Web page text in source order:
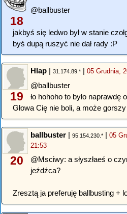
18
@ballbuster
jakbyś się ledwo był w stanie
byś dupą ruszyć nie dał rady :P
19
Hlap | 31.174.89.* | 05 Grudnia,
@ballbuster
ło hohoho to było naprawdę
Głowa Cię nie boli, a może
20
ballbuster | 95.154.230.* | 05
21:53
@Msciwy: a słyszłaeś o
jeźdźca?
Zresztą ja preferuję ballbusting +